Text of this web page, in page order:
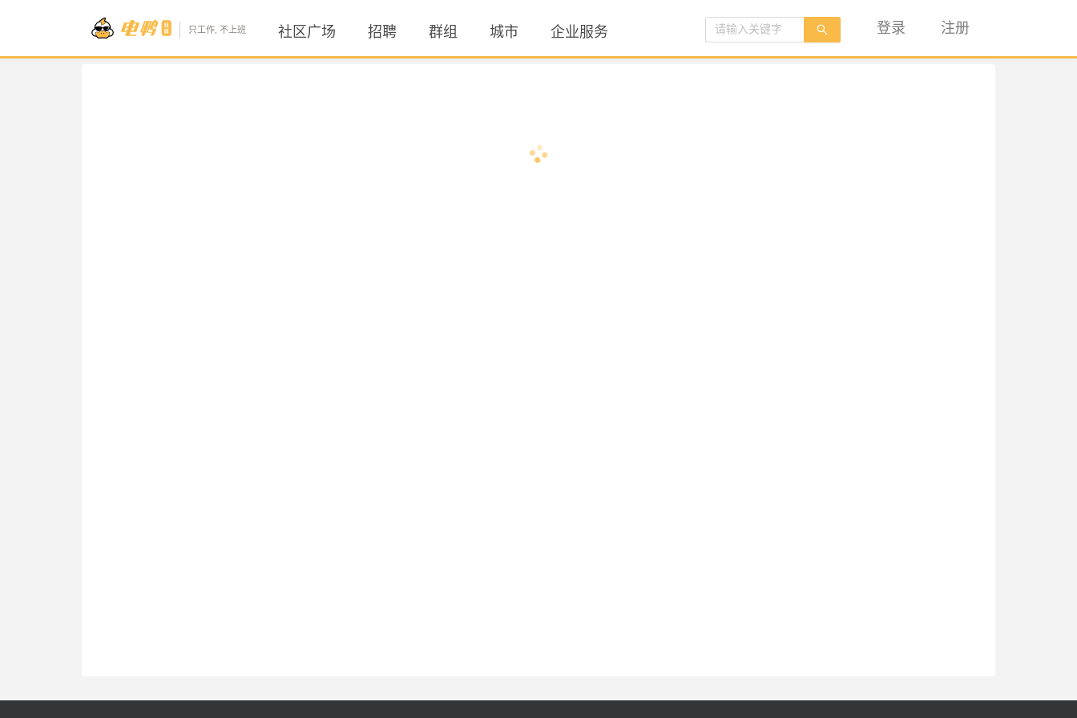
只工作, 不上班 社区广场 招聘 群组 城市 企业服务 登录 注册